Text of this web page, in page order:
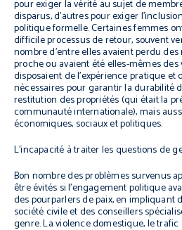
pour exiger la vérité au sujet de
disparus, d'autres pour exiger
politique formelle. Certaines femmes
difficile processus de retour, souvent
nombre d'entre elles avaient perdu
proche ou avaient été elles-mêmes des
disposaient de l'expérience pratique et
nécessaires pour garantir la durabilité
restitution des propriétés (qui était la
communauté internationale), mais
économiques, sociaux et politiques.
L'incapacité à traiter les questions de
Bon nombre des problèmes survenus
être évités si l'engagement politique
des pourparlers de paix, en impliquant
société civile et des conseillers
genre. La violence domestique, le